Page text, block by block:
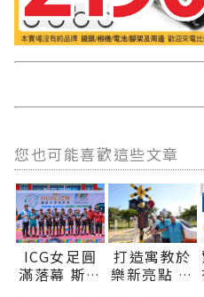
您也可能喜歡這些文章
ICG女足圓
滿落幕 斯洛
打造寓教於
樂新亮點 大